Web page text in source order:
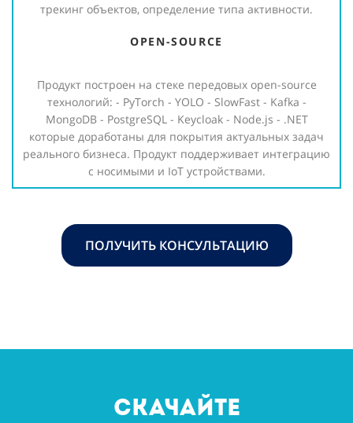
трекинг объектов, определение типа активности.
OPEN-SOURCE
Продукт построен на стеке передовых open-source
технологий: - PyTorch - YOLO - SlowFast - Kafka -
MongoDB - PostgreSQL - Keycloak - Node.js - .NET
которые доработаны для покрытия актуальных задач
реального бизнеса. Продукт поддерживает интеграцию
с носимыми и IoT устройствами.
ПОЛУЧИТЬ КОНСУЛЬТАЦИЮ
Скачайте